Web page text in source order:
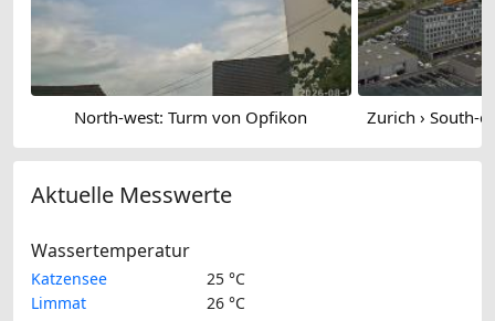
North-west: Turm von Opfikon
Aktuelle Messwerte
Wassertemperatur
Katzensee
25 °C
Limmat
26 °C